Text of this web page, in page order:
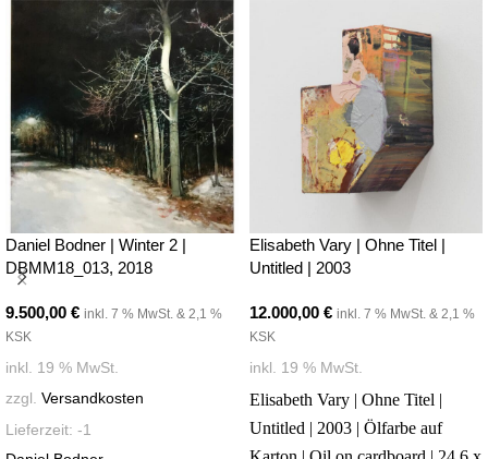
Daniel Bodner | Winter 2 |
DBMM18_013, 2018
9.500,00 € inkl. 7 % MwSt. & 2,1 %
KSK
inkl. 19 % MwSt.
zzgl. Versandkosten
Lieferzeit: -1
Elisabeth Vary | Ohne Titel |
Untitled | 2003
12.000,00 € inkl. 7 % MwSt. & 2,1 %
KSK
inkl. 19 % MwSt.
Elisabeth Vary | Ohne Titel |
Untitled | 2003 | Ölfarbe auf